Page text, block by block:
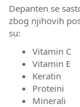
Depanten se
zbog njihovih
su:
Vitamin C
Vitamin E
Keratin
Proteini
Minerali